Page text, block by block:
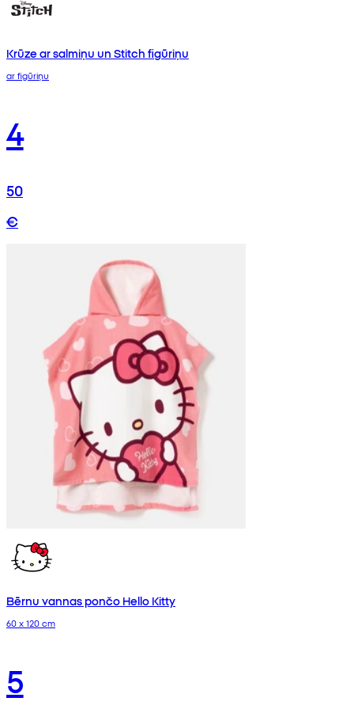
Krūze ar salmiņu un Stitch figūriņu
ar figūriņu
4
50
€
Bērnu vannas pončo Hello Kitty
60 x 120 cm
5